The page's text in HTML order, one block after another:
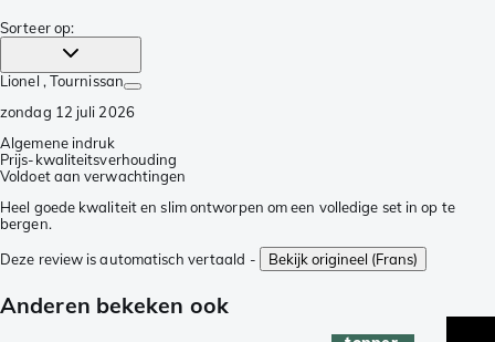
Sorteer op:
Lionel , Tournissan
zondag 12 juli 2026
Algemene indruk
Prijs-kwaliteitsverhouding
Voldoet aan verwachtingen
Heel goede kwaliteit en slim ontworpen om een volledige set in op te
bergen.
Deze review is automatisch vertaald -
Bekijk origineel (Frans)
Anderen bekeken ook